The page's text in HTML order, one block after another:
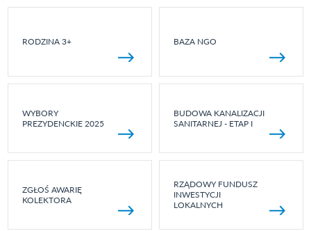
RODZINA 3+ BAZA NGO
WYBORY
PREZYDENCKIE 2025
BUDOWA KANALIZACJI
SANITARNEJ - ETAP I
ZGŁOŚ AWARIĘ
KOLEKTORA
RZĄDOWY FUNDUSZ
INWESTYCJI
LOKALNYCH